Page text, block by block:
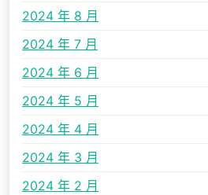
2024 年 8 月
2024 年 7 月
2024 年 6 月
2024 年 5 月
2024 年 4 月
2024 年 3 月
2024 年 2 月